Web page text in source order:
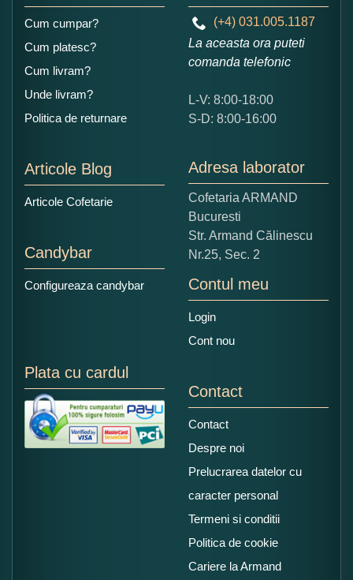
Ce nota acordati acestui produs?
5
Copiati alaturi numarul din imagine:
Cum cumpar?
Cum platesc?
Cum livram?
Unde livram?
Politica de returnare
Articole Blog
Articole Cofetarie
Candybar
Configureaza candybar
(+4) 031.005.1187
La aceasta ora puteti
comanda telefonic
L-V: 8:00-18:00
S-D: 8:00-16:00
Adresa laborator
Cofetaria ARMAND
Bucuresti
Str. Armand Călinescu
Nr.25, Sec. 2
Contul meu
Login
Cont nou
Plata cu cardul
Contact
Contact
Despre noi
Prelucrarea datelor cu
caracter personal
Termeni si conditii
Politica de cookie
Cariere la Armand